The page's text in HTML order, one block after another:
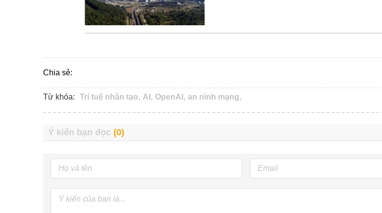
Chia sẻ:
Từ khóa: Trí tuệ nhân tạo, AI, OpenAI, an ninh mạng,